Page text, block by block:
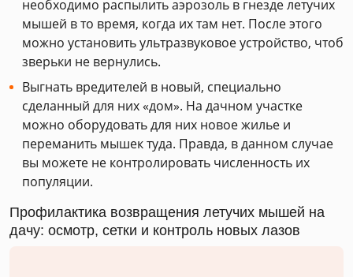
необходимо распылить аэрозоль в гнезде летучих
мышей в то время, когда их там нет. После этого
можно установить ультразвуковое устройство, чтоб
зверьки не вернулись.
Выгнать вредителей в новый, специально
сделанный для них «дом». На дачном участке
можно оборудовать для них новое жилье и
переманить мышек туда. Правда, в данном случае
вы можете не контролировать численность их
популяции.
Профилактика возвращения летучих мышей на
дачу: осмотр, сетки и контроль новых лазов